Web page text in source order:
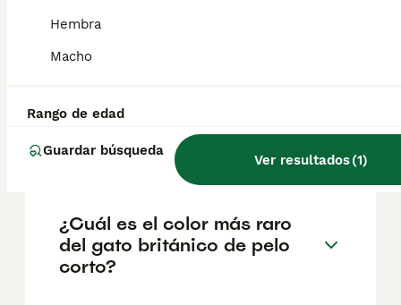
Hembra
Macho
Rango de edad
Guardar búsqueda
Ver resultados(1)
Informarse bien y comparar opciones antes
de comprometerse siempre es la mejor
¿Qué precio tiene un gato
británico?
¿Cuál es el color más raro
del gato británico de pelo
corto?